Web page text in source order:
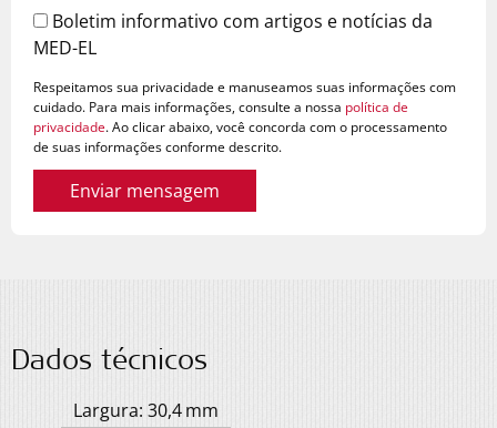
Boletim informativo com artigos e notícias da
MED-EL
Respeitamos sua privacidade e manuseamos suas informações com
cuidado. Para mais informações, consulte a nossa política de
privacidade. Ao clicar abaixo, você concorda com o processamento
de suas informações conforme descrito.
Enviar mensagem
Dados técnicos
Largura: 30,4 mm